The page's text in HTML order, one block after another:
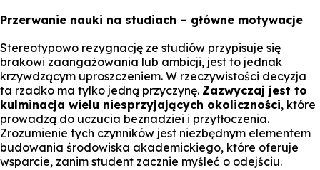
Przerwanie nauki na studiach – główne motywacje
Stereotypowo rezygnację ze studiów przypisuje się
brakowi zaangażowania lub ambicji, jest to jednak
krzywdzącym uproszczeniem. W rzeczywistości decyzja
ta rzadko ma tylko jedną przyczynę. Zazwyczaj jest to
kulminacja wielu niesprzyjających okoliczności, które
prowadzą do uczucia beznadziei i przytłoczenia.
Zrozumienie tych czynników jest niezbędnym elementem
budowania środowiska akademickiego, które oferuje
wsparcie, zanim student zacznie myśleć o odejściu.